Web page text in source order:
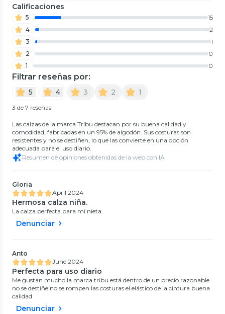
Calificaciones
5
15
4
2
3
1
2
0
1
0
Filtrar reseñas por:
5 4 3 2 1
3 de 7 reseñas
Las calzas de la marca Tribu destacan por su buena calidad y
comodidad, fabricadas en un 95% de algodón. Sus costuras son
resistentes y no se destiñen, lo que las convierte en una opción
adecuada para el uso diario.
Resumen de opiniones obtenidas de la web con IA
Gloria
April 2024
Hermosa calza niña.
La calza perfecta para mi nieta.
Denunciar
Anto
June 2024
Perfecta para uso diario
Me gustan mucho la marca tribu está dentro de un precio razonable
no se destiñe no se rompen las costuras el elástico de la cintura buena
calidad
Denunciar